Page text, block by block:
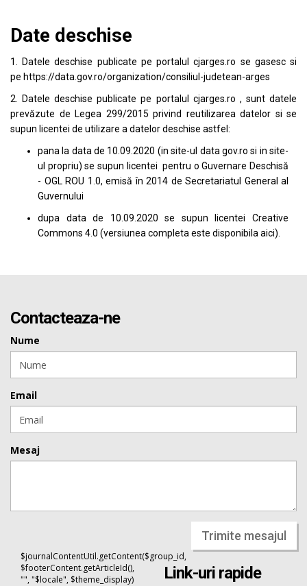
Date deschise
1. Datele deschise publicate pe portalulcjarges.ro se gasesc si
pe https://data.gov.ro/organization/consiliul-judetean-arges
2. Datele deschise publicate pe portalul cjarges.ro , sunt datele
prevăzute de Legea 299/2015 privind reutilizarea datelor si se
supun licentei de utilizare a datelor deschise astfel:
pana la data de 10.09.2020 (in site-ul data gov.ro si in site-
ul propriu) se supun licentei pentru o Guvernare Deschisă
- OGL ROU 1.0, emisă în 2014 de Secretariatul General al
Guvernului
dupa data de 10.09.2020 se supun licentei Creative
Commons 4.0 (versiunea completa este disponibila aici).
Contacteaza-ne
Nume
Email
Mesaj
Trimite mesajul
$journalContentUtil.getContent($group_id,
$footerContent.getArticleId(),
"", "$locale", $theme_display)
Link-uri rapide